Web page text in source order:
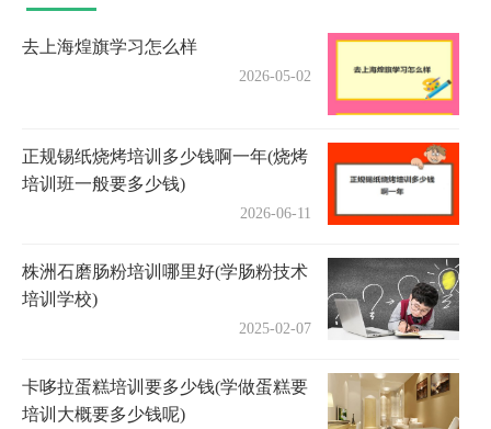
去上海煌旗学习怎么样
2026-05-02
正规锡纸烧烤培训多少钱啊一年(烧烤
培训班一般要多少钱)
2026-06-11
株洲石磨肠粉培训哪里好(学肠粉技术
培训学校)
2025-02-07
卡哆拉蛋糕培训要多少钱(学做蛋糕要
培训大概要多少钱呢)